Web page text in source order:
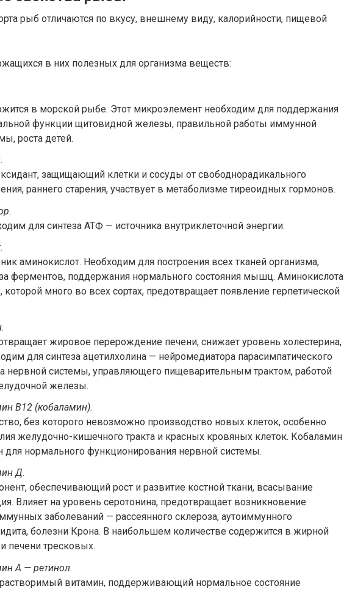
рыб отличаются по вкусу, внешнему виду, калорийности, пищевой
в них полезных для организма веществ:
в морской рыбе. Этот микроэлемент необходим для поддержания
функции щитовидной железы, правильной работы иммунной
роста детей.
защищающий клетки и сосуды от свободнорадикального
раннего старения, участвует в метаболизме тиреоидных гормонов.
для синтеза АТФ — источника внутриклеточной энергии.
аминокислот. Необходим для построения всех тканей организма,
ферментов, поддержания нормального состояния мышц. Аминокислота
которой много во всех сортах, предотвращает появление герпетической
жировое перерождение печени, снижает уровень холестерина,
для синтеза ацетилхолина — нейромедиатора парасимпатического
нервной системы, управляющего пищеварительным трактом, работой
железы.
В12 (кобаламин).
без которого невозможно производство новых клеток, особенно
желудочно-кишечного тракта и красных кровяных клеток. Кобаламин
для нормального функционирования нервной системы.
Д.
обеспечивающий рост и развитие костной ткани, всасывание
Влияет на уровень серотонина, предотвращает возникновение
заболеваний — рассеянного склероза, аутоиммунного
болезни Крона. В наибольшем количестве содержится в жирной
печени тресковых.
А — ретинол.
витамин, поддерживающий нормальное состояние